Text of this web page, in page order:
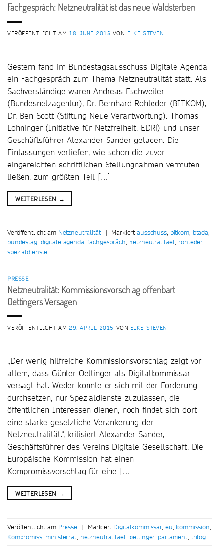
Fachgespräch: Netzneutralität ist das neue Waldsterben
VERÖFFENTLICHT AM 18. JUNI 2015 VON ELKE STEVEN
Gestern fand im Bundestagsausschuss Digitale Agenda
ein Fachgespräch zum Thema Netzneutralität statt. Als
Sachverständige waren Andreas Eschweiler
(Bundesnetzagentur), Dr. Bernhard Rohleder (BITKOM),
Dr. Ben Scott (Stiftung Neue Verantwortung), Thomas
Lohninger (Initiative für Netzfreiheit, EDRi) und unser
Geschäftsführer Alexander Sander geladen. Die
Einlassungen verliefen, wie schon die zuvor
eingereichten schriftlichen Stellungnahmen vermuten
ließen, zum größten Teil […]
WEITERLESEN →
Veröffentlicht am Netzneutralität | Markiertausschuss, bitkom, btada,
bundestag, digitale agenda, fachgespräch, netzneutralitaet, rohleder,
spezialdienste
PRESSE
Netzneutralität: Kommissionsvorschlag offenbart
Oettingers Versagen
VERÖFFENTLICHT AM 29. APRIL 2015 VON ELKE STEVEN
„Der wenig hilfreiche Kommissionsvorschlag zeigt vor
allem, dass Günter Oettinger als Digitalkommissar
versagt hat. Weder konnte er sich mit der Forderung
durchsetzen, nur Spezialdienste zuzulassen, die
öffentlichen Interessen dienen, noch findet sich dort
eine starke gesetzliche Verankerung der
Netzneutralität.“, kritisiert Alexander Sander,
Geschäftsführer des Vereins Digitale Gesellschaft. Die
Europäische Kommission hat einen
Kompromissvorschlag für eine […]
WEITERLESEN →
Veröffentlicht am Presse | Markiert Digitalkommissar, eu, kommission,
Kompromiss, ministerrat, netzneutralitaet, oettinger, parlament, trilog